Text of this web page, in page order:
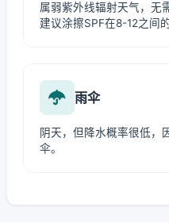
属弱紫外线辐射天气，无
建议涂擦SPF在8-12之间
雨伞
阴天，但降水概率很低，
伞。